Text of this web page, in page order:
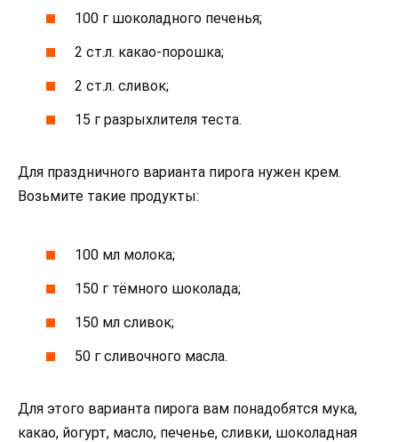
100 г шоколадного печенья;
2 ст.л. какао-порошка;
2 ст.л. сливок;
15 г разрыхлителя теста.
Для праздничного варианта пирога нужен крем.
Возьмите такие продукты:
100 мл молока;
150 г тёмного шоколада;
150 мл сливок;
50 г сливочного масла.
Для этого варианта пирога вам понадобятся мука,
какао, йогурт, масло, печенье, сливки, шоколадная